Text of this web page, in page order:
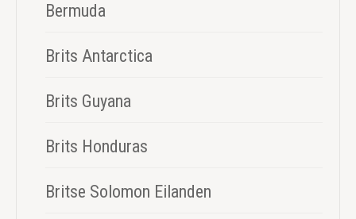
Bermuda
Brits Antarctica
Brits Guyana
Brits Honduras
Britse Solomon Eilanden